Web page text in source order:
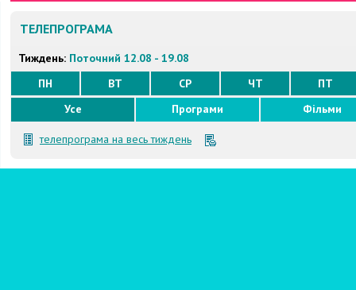
ТЕЛЕПРОГРАМА
Тиждень: Поточний 12.08 - 19.08
ПН
ВТ СР ЧТ
ПТ
Усе
Програми Фільми
телепрограма на весь тиждень